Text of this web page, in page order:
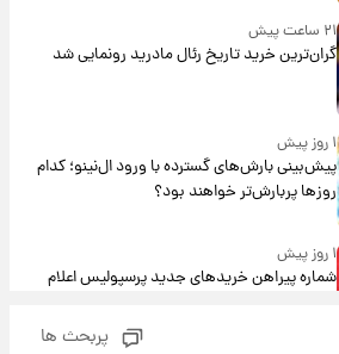
۲۱ ساعت پیش
گران‌ترین خرید تاریخ رئال مادرید رونمایی شد
۱ روز پیش
پیش‌بینی بارش‌های گسترده با ورود ال‌نینو؛ کدام
روزها پربارش‌تر خواهند بود؟
۱ روز پیش
شماره پیراهن خریدهای جدید پرسپولیس اعلام
پربحث ها